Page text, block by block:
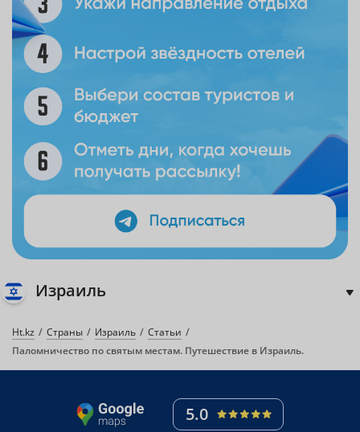
Израиль
Ht.kz Страны Израиль
Статьи
Паломничество по святым местам. Путешествие в Израиль.
5.0